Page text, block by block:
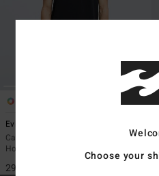
Evil Twin
Camiseta de manga corta Negro
Hombre
29,95 €
Choose your